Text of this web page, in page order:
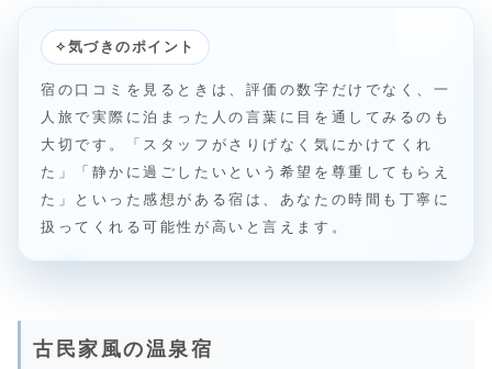
✧気づきのポイント
宿の口コミを見るときは、評価の数字だけでなく、一
人旅で実際に泊まった人の言葉に目を通してみるのも
大切です。「スタッフがさりげなく気にかけてくれ
た」「静かに過ごしたいという希望を尊重してもらえ
た」といった感想がある宿は、あなたの時間も丁寧に
扱ってくれる可能性が高いと言えます。
古民家風の温泉宿